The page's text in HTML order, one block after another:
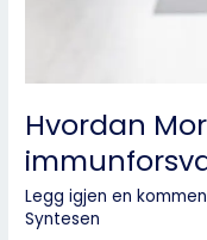
Hvordan
Legg igjen en
Syntesen